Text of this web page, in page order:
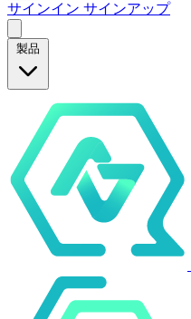
サインイン サインアップ
製品